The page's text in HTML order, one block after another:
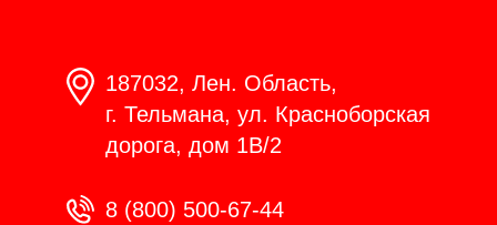
187032, Лен. Область,
г. Тельмана, ул. Красноборская
дорога, дом 1В/2
8 (800) 500-67-44